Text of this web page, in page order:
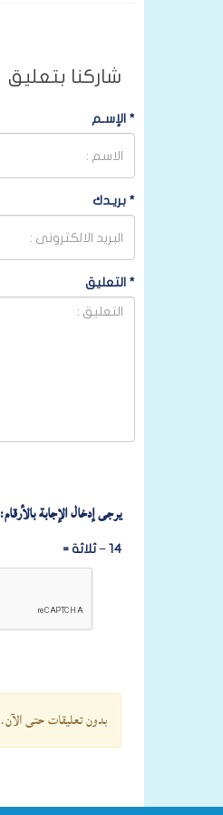
شاركنا بتعليق
* الإسـم
* بريـدك
* التعليق
يرجى إدخال الإجابة بالأرقام:
14 − ثلاثة =
بدون تعليقات حتى الآن.